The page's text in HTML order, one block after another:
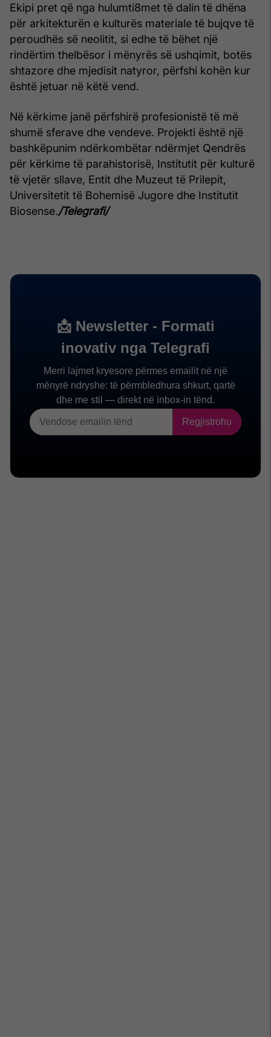
Ekipi pret që nga hulumti8met të dalin të dhëna
për arkitekturën e kulturës materiale të bujqve të
peroudhës së neolitit, si edhe të bëhet një
rindërtim thelbësor i mënyrës së ushqimit, botës
shtazore dhe mjedisit natyror, përfshi kohën kur
është jetuar në këtë vend.
Në kërkime janë përfshirë profesionistë të më
shumë sferave dhe vendeve. Projekti është një
bashkëpunim ndërkombëtar ndërmjet Qendrës
për kërkime të parahistorisë, Institutit për kulturë
të vjetër sllave, Entit dhe Muzeut të Prilepit,
Universitetit të Bohemisë Jugore dhe Institutit
Biosense./Telegrafi/